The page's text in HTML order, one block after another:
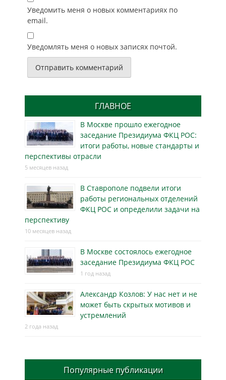
Уведомить меня о новых комментариях по
email.
Уведомлять меня о новых записях почтой.
ГЛАВНОЕ
В Москве прошло ежегодное
заседание Президиума ФКЦ РОС:
итоги работы, новые стандарты и
перспективы отрасли
5 месяцев назад
В Ставрополе подвели итоги
работы региональных отделений
ФКЦ РОС и определили задачи на
перспективу
10 месяцев назад
В Москве состоялось ежегодное
заседание Президиума ФКЦ РОС
1 год назад
Александр Козлов: У нас нет и не
может быть скрытых мотивов и
устремлений
2 года назад
Популярные публикации